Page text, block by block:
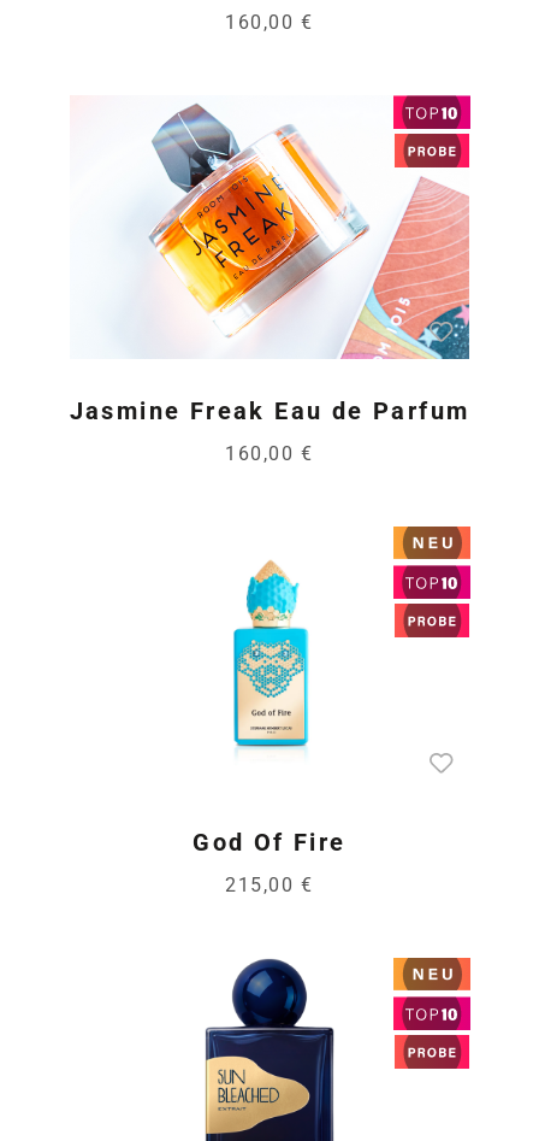
160,00 €
Jasmine Freak Eau de Parfum
160,00 €
God Of Fire
215,00 €